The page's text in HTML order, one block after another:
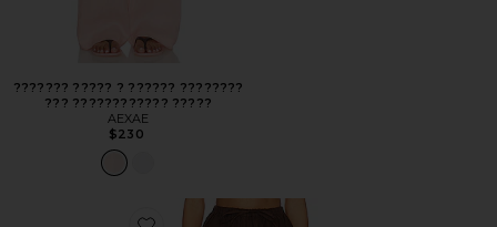
??????? ????? ? ?????? ????????
??? ???????????? ?????
AEXAE
$230